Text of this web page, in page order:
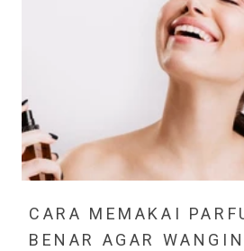
CARA MEMAKAI
BENAR AGAR